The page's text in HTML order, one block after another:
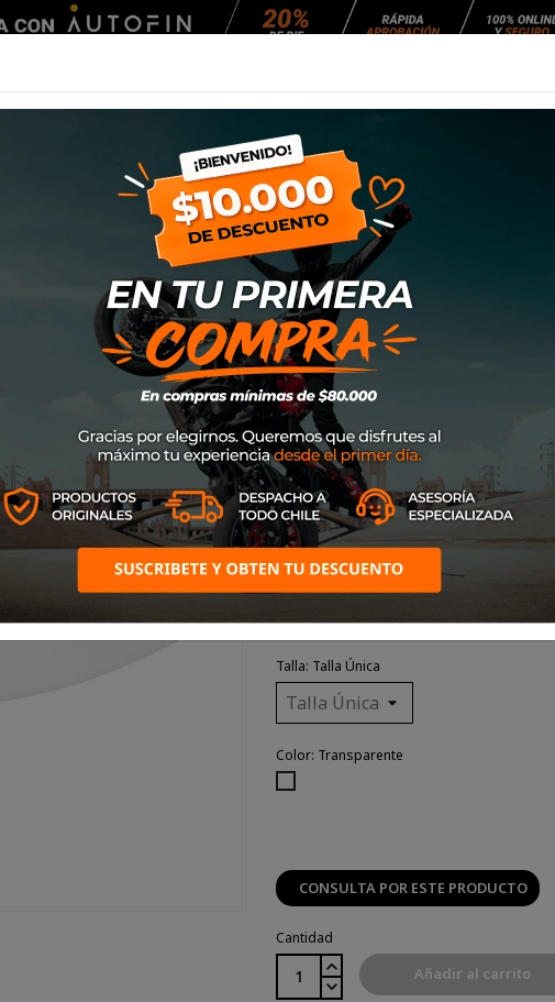
EQUIPAMIENTO NEUMÁTICOS MANTENCIÓN
N60-6 Sport, N87 (Transparente) FSB
Pinlock Nolan N80-
(Transparente) FSB
SKU95-0212
$27.000
Pinlock Nolan compatible
Talla: Talla Única
Color: Transparente
CONSULTA POR ESTE PRODUCTO
Cantidad
Añadir al carrito